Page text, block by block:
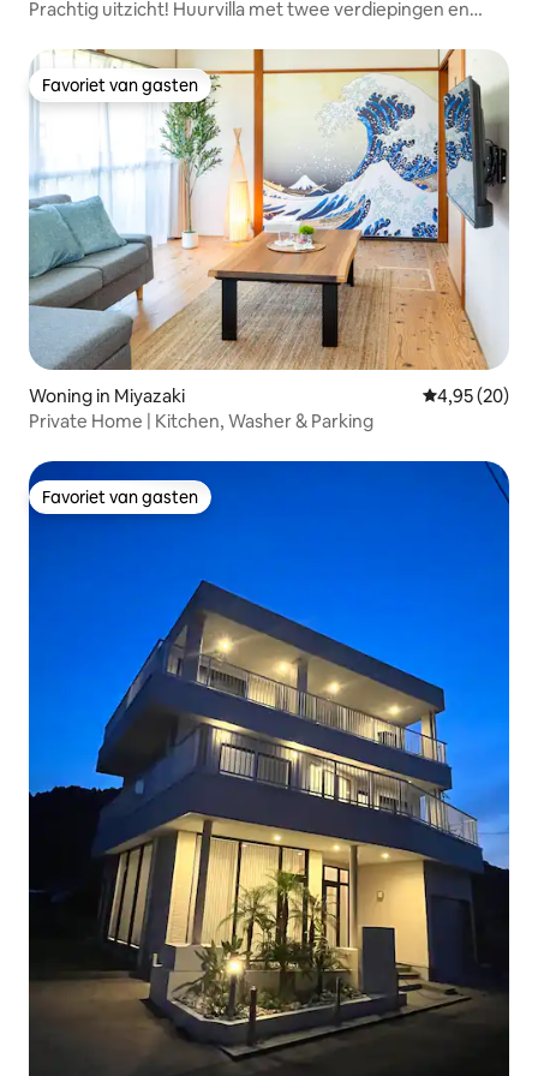
Prachtig uitzicht! Huurvilla met twee verdiepingen en
Hina Tabi Miyazaki-campagne)
Favoriet van gasten
Favoriet van gasten
Woning in Miyazaki Gemiddelde
4,95 (20)
Private Home | Kitchen, Washer & Parking
Favoriet van gasten
Favoriet van gasten